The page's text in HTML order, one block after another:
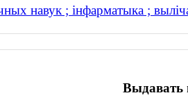
навук ; інфарматыка ;
Выдавать